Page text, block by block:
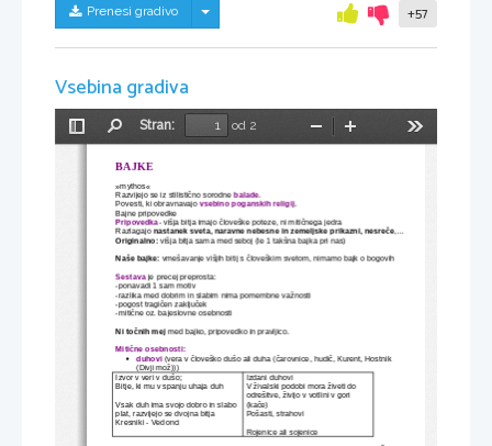
Prenesi gradivo Skrij/prikaži meni +57
Vsebina gradiva
Preklopi
Stran:
od 2
Pomanjšaj
BAJKE
»mythos«
Razvijejo se iz stilistično sorodne balade
Povesti, ki obravnavajo vsebino poganskih religij.
Bajne pripovedke
Pripovedka- višja bitja imajo človeške poteze, ni mitičnega jedra
Razlagajo nastanek sveta, naravne nebesne in zemeljske prikazni, nesreče,...
Originalno: višja bitja sama med seboj (le 1 takšna bajka pri nas)
Naše bajke: vmešavanje višjih bitij s človeškim svetom, nimamo bajk o bogovih
Sestava je precej preprosta:
-ponavadi 1 sam motiv
-razlika med dobrim in slabim nima pomembne važnosti
-pogost tragičen zaključek
-mitične oz. bajeslovne osebnosti
Ni točnih mej med bajko, pripovedko in pravljico.
Mitične osebnosti:

duhovi (vera v človeško dušo ali duha (čarovnice, hudič, Kurent, Hostnik
(Divji mož)))
Izvor v veri v dušo;
Bitje, ki mu v spanju uhaja duh
Vsak duh ima svojo dobro in slabo
plat, razvijejo se dvojna bitja
Kresniki - Vedonci
Izdani duhovi
V živalski podobi mora živeti do
odrešitve, živijo v votlini v gori
(kače)
Pošasti, strahovi
Rojenice ali sojenice